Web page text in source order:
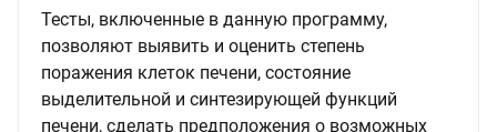
Тесты, включенные в данную программу,
позволяют выявить и оценить степень
поражения клеток печени, состояние
выделительной и синтезирующей функций
печени, сделать предположения о возможных